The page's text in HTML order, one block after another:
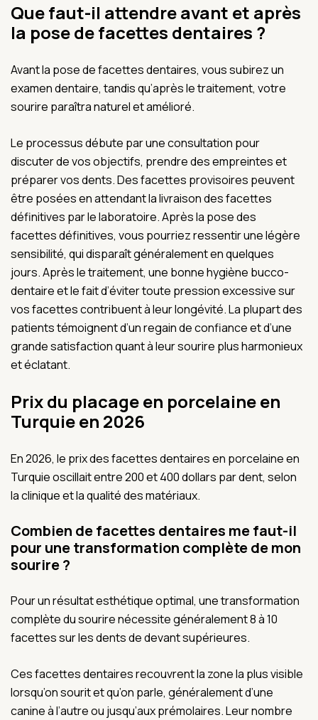
Que faut-il attendre avant et après
la pose de facettes dentaires ?
Avant la pose de facettes dentaires, vous subirez un
examen dentaire, tandis qu’après le traitement, votre
sourire paraîtra naturel et amélioré.
Le processus débute par une consultation pour
discuter de vos objectifs, prendre des empreintes et
préparer vos dents. Des facettes provisoires peuvent
être posées en attendant la livraison des facettes
définitives par le laboratoire. Après la pose des
facettes définitives, vous pourriez ressentir une légère
sensibilité, qui disparaît généralement en quelques
jours. Après le traitement, une bonne hygiène bucco-
dentaire et le fait d’éviter toute pression excessive sur
vos facettes contribuent à leur longévité. La plupart des
patients témoignent d’un regain de confiance et d’une
grande satisfaction quant à leur sourire plus harmonieux
et éclatant.
Prix du placage en porcelaine en
Turquie en 2026
En 2026, le prix des facettes dentaires en porcelaine en
Turquie oscillait entre 200 et 400 dollars par dent, selon
la clinique et la qualité des matériaux.
Combien de facettes dentaires me faut-il
pour une transformation complète de mon
sourire ?
Pour un résultat esthétique optimal, une transformation
complète du sourire nécessite généralement 8 à 10
facettes sur les dents de devant supérieures.
Ces facettes dentaires recouvrent la zone la plus visible
lorsqu’on sourit et qu’on parle, généralement d’une
canine à l’autre ou jusqu’aux prémolaires. Leur nombre